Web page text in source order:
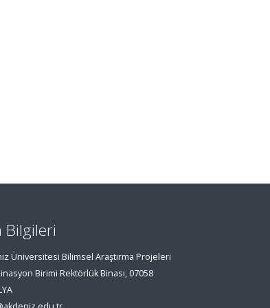
Bilgileri
Üniversitesi Bilimsel Araştırma Projeleri
Birimi Rektörlük Binası, 07058